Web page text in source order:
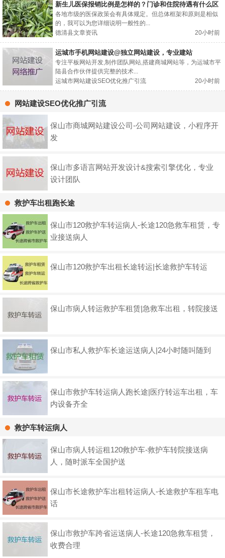
新生儿医保报销比例是怎样的？门诊和住院待遇有什么区
别？
各地市级的医保政策会有具体规定。但总体框架和原则是相似
的，我可以为您详细说明一般性的...
德清县文章资讯
20小时前
运城市手机网站建设@独立网站建设，专业建站
专注平板网站开发,制作团队网站,搭建商城网站等，为运城市平
陆县合作伙伴提供完整的技术...
运城市网站建设SEO优化推广引流
20小时前
网站建设SEO优化推广引流
保山市商城网站建设公司-公司网站建设，小程序开
发
保山市多语言网站开发设计&搜索引擎优化，专业
设计团队
救护车出租跑长途
保山市120救护车转运病人-长途120急救车租赁，专
业接送病人
保山市120救护车出租长途转运|长途救护车转运
保山市病人转运救护车租赁|急救车出租，转院接送
保山市私人救护车长途运送病人|24小时随叫随到
保山市救护车转运病人跑长途|医疗转运车出租，车
内设备齐全
救护车转运病人
保山市病人转运租120救护车-救护车转院接送病
人，随时派车全国护送
保山市长途救护车出租转运病人-长途救护车租车电
话
保山市救护车跨省运送病人-长途120急救车租赁，
收费合理